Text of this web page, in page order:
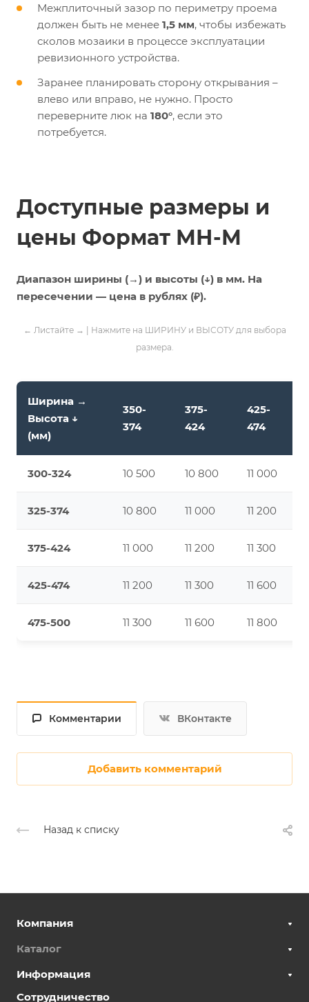
Межплиточный зазор по периметру проема
должен быть не менее 1,5 мм, чтобы избежать
сколов мозаики в процессе эксплуатации
ревизионного устройства.
Заранее планировать сторону открывания –
влево или вправо, не нужно. Просто
переверните люк на 180°, если это
потребуется.
Доступные размеры и
цены Формат МН-М
Диапазон ширины (→) и высоты (↓) в мм. На
пересечении — цена в рублях (₽).
← Листайте → | Нажмите на ШИРИНУ и ВЫСОТУ для выбора
размера.
Ширина →
Высота ↓
(мм)
350-
374
375-
424
425-
474
300-324 10 500 10 800 11 000
325-374 10 800 11 000 11 200
375-424 11 000 11 200 11 300
425-474 11 200 11 300 11 600
475-500 11 300 11 600 11 800
Комментарии ВКонтакте
Добавить комментарий
Назад к списку
Компания
Каталог
Информация
Сотрудничество